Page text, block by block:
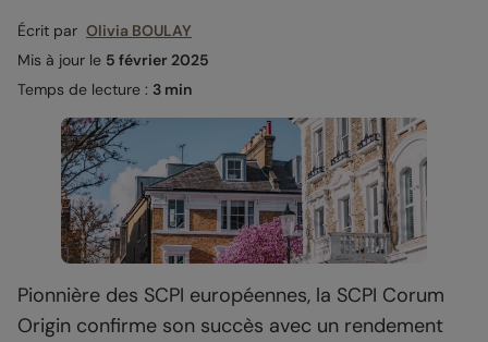
Écrit par Olivia BOULAY
Mis à jour le 5 février 2025
Temps de lecture : 3 min
Pionnière des SCPI européennes, la SCPI Corum
Origin confirme son succès avec un rendement